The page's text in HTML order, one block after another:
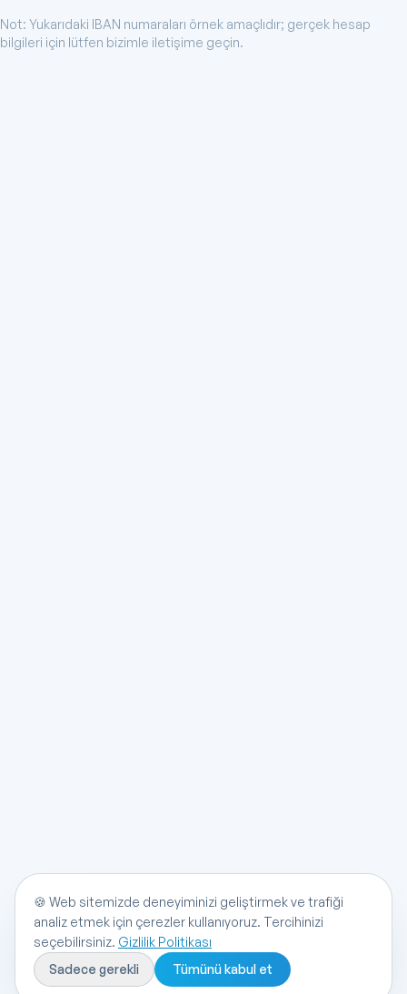
Not: Yukarıdaki IBAN numaraları örnek amaçlıdır; gerçek hesap
bilgileri için lütfen bizimle iletişime geçin.
🍪 Web sitemizde deneyiminizi geliştirmek ve trafiği
analiz etmek için çerezler kullanıyoruz. Tercihinizi
seçebilirsiniz. Gizlilik Politikası
Sadece gerekli
Tümünü kabul et